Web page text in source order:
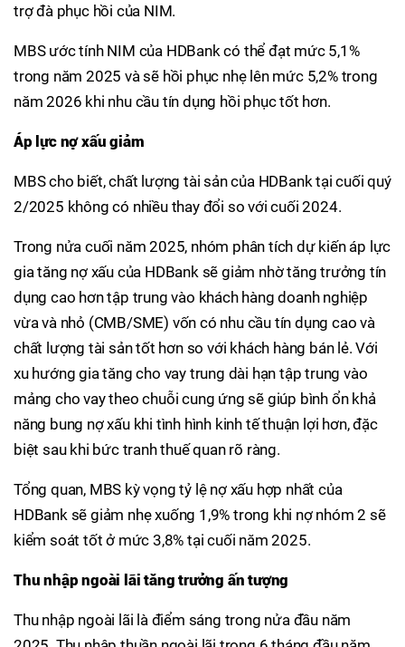
trợ đà phục hồi của NIM.
MBS ước tính NIM của HDBank có thể đạt mức 5,1%
trong năm 2025 và sẽ hồi phục nhẹ lên mức 5,2% trong
năm 2026 khi nhu cầu tín dụng hồi phục tốt hơn.
Áp lực nợ xấu giảm
MBS cho biết, chất lượng tài sản của HDBank tại cuối quý
2/2025 không có nhiều thay đổi so với cuối 2024.
Trong nửa cuối năm 2025, nhóm phân tích dự kiến áp lực
gia tăng nợ xấu của HDBank sẽ giảm nhờ tăng trưởng tín
dụng cao hơn tập trung vào khách hàng doanh nghiệp
vừa và nhỏ (CMB/SME) vốn có nhu cầu tín dụng cao và
chất lượng tài sản tốt hơn so với khách hàng bán lẻ. Với
xu hướng gia tăng cho vay trung dài hạn tập trung vào
mảng cho vay theo chuỗi cung ứng sẽ giúp bình ổn khả
năng bung nợ xấu khi tình hình kinh tế thuận lợi hơn, đặc
biệt sau khi bức tranh thuế quan rõ ràng.
Tổng quan, MBS kỳ vọng tỷ lệ nợ xấu hợp nhất của
HDBank sẽ giảm nhẹ xuống 1,9% trong khi nợ nhóm 2 sẽ
kiểm soát tốt ở mức 3,8% tại cuối năm 2025.
Thu nhập ngoài lãi tăng trưởng ấn tượng
Thu nhập ngoài lãi là điểm sáng trong nửa đầu năm